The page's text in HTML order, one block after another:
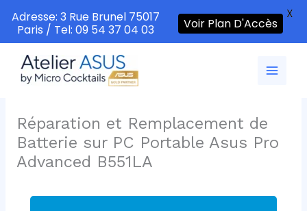
contenu
Réparation et Remplacement de
Batterie sur PC Portable Asus Pro
Advanced B551LA
Adresse: 3 Rue Brunel 75017
Paris / Tel: 09 54 37 04 03
Voir Plan D'Accès
X